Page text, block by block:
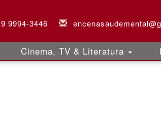
9994-3446
Cinema, TV & Literatura